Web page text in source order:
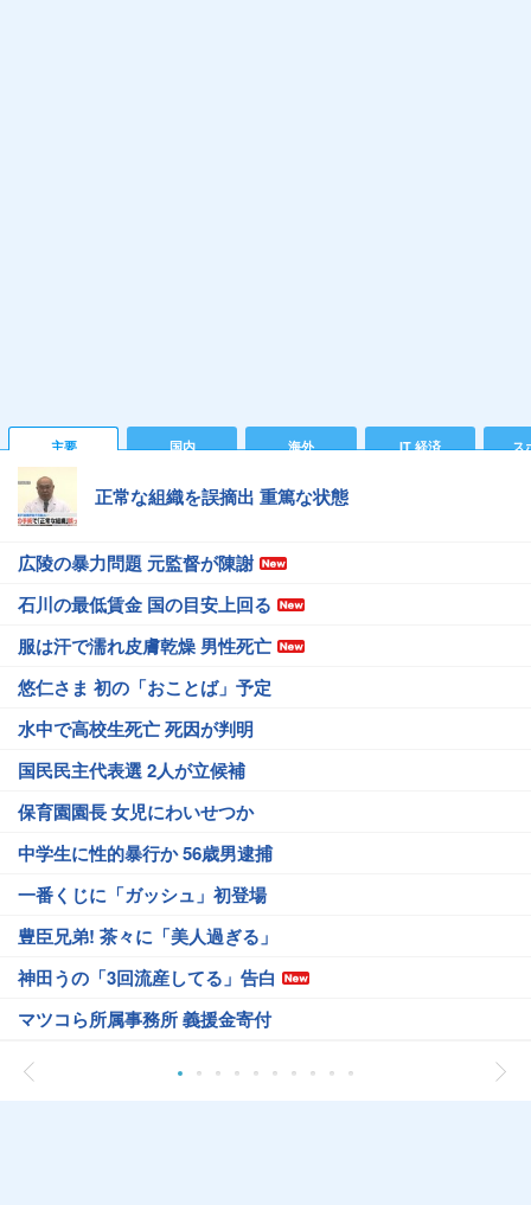
主要 国内 海外 IT 経済 ス
正常な組織を誤摘出 重篤な状態
広陵の暴力問題 元監督が陳謝
石川の最低賃金 国の目安上回る
服は汗で濡れ皮膚乾燥 男性死亡
悠仁さま 初の「おことば」予定
水中で高校生死亡 死因が判明
国民民主代表選 2人が立候補
保育園園長 女児にわいせつか
中学生に性的暴行か 56歳男逮捕
一番くじに「ガッシュ」初登場
豊臣兄弟! 茶々に「美人過ぎる」
神田うの「3回流産してる」告白
マツコら所属事務所 義援金寄付